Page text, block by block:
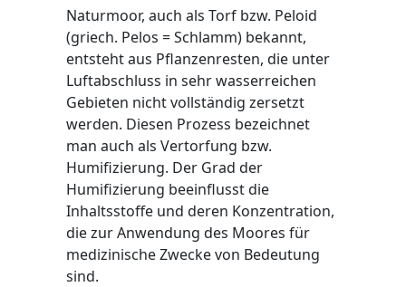
Naturmoor, auch als Torf bzw. Peloid
(griech. Pelos = Schlamm) bekannt,
entsteht aus Pflanzenresten, die unter
Luftabschluss in sehr wasserreichen
Gebieten nicht vollständig zersetzt
werden. Diesen Prozess bezeichnet
man auch als Vertorfung bzw.
Humifizierung. Der Grad der
Humifizierung beeinflusst die
Inhaltsstoffe und deren Konzentration,
die zur Anwendung des Moores für
medizinische Zwecke von Bedeutung
sind.